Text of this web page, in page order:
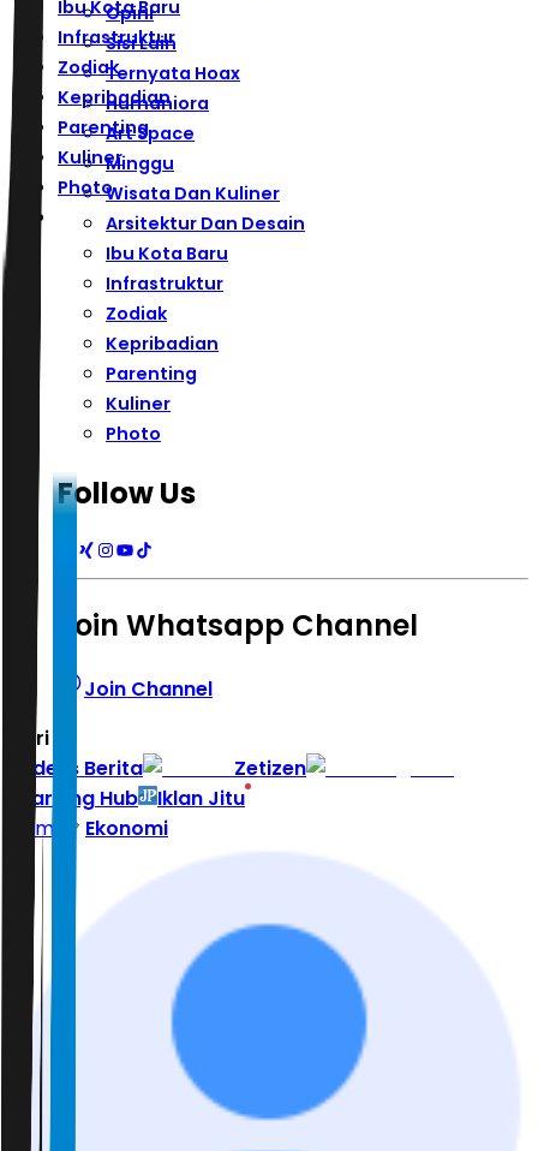
Ibu Kota Baru
Infrastruktur
Zodiak
Kepribadian
Parenting
Kuliner
Photo
Opini
Sisi Lain
Ternyata Hoax
Humaniora
Art Space
Minggu
Wisata Dan Kuliner
Arsitektur Dan Desain
Ibu Kota Baru
Infrastruktur
Zodiak
Kepribadian
Parenting
Kuliner
Photo
Follow Us
Join Whatsapp Channel
Join Channel
Hari ini
Indeks Berita
Zetizen
Learning Hub
Iklan Jitu
Home
Ekonomi